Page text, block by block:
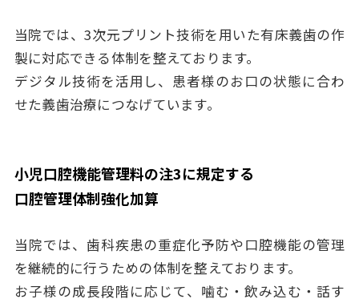
当院では、3次元プリント技術を用いた有床義歯の作
製に対応できる体制を整えております。
デジタル技術を活用し、患者様のお口の状態に合わ
せた義歯治療につなげています。
小児口腔機能管理料の注3に規定する
口腔管理体制強化加算
当院では、歯科疾患の重症化予防や口腔機能の管理
を継続的に行うための体制を整えております。
お子様の成長段階に応じて、噛む・飲み込む・話す